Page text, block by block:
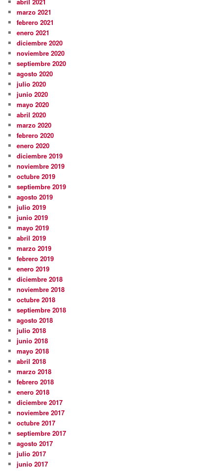
marzo 2021
febrero 2021
enero 2021
diciembre 2020
noviembre 2020
septiembre 2020
agosto 2020
julio 2020
junio 2020
mayo 2020
abril 2020
marzo 2020
febrero 2020
enero 2020
diciembre 2019
noviembre 2019
octubre 2019
septiembre 2019
agosto 2019
julio 2019
junio 2019
mayo 2019
abril 2019
marzo 2019
febrero 2019
enero 2019
diciembre 2018
noviembre 2018
octubre 2018
septiembre 2018
agosto 2018
julio 2018
junio 2018
mayo 2018
abril 2018
marzo 2018
febrero 2018
enero 2018
diciembre 2017
noviembre 2017
octubre 2017
septiembre 2017
agosto 2017
julio 2017
junio 2017